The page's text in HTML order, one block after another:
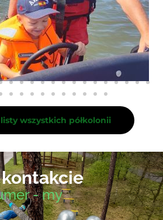
wszystkich półkolonii
- my